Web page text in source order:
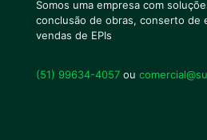
Somos uma empresa com
conclusão de obras, conserto de
vendas de EPIs
(51) 99634-4057 ou